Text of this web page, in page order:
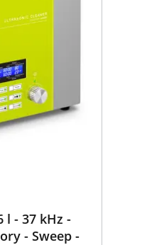
l - 37 kHz -
- Sweep -